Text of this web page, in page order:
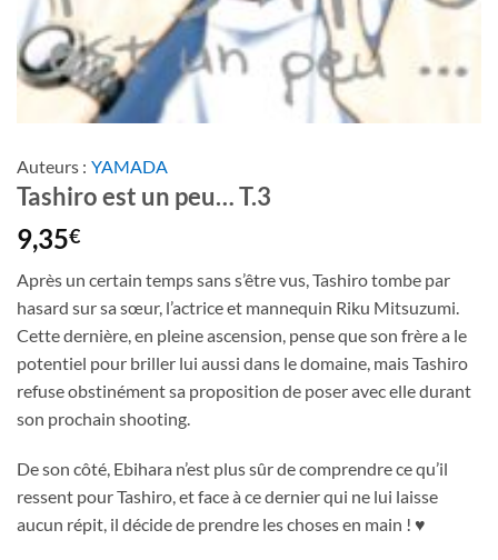
Auteurs : YAMADA
Tashiro est un peu… T.3
9,35€
Après un certain temps sans s’être vus, Tashiro tombe par
hasard sur sa sœur, l’actrice et mannequin Riku Mitsuzumi.
Cette dernière, en pleine ascension, pense que son frère a le
potentiel pour briller lui aussi dans le domaine, mais Tashiro
refuse obstinément sa proposition de poser avec elle durant
son prochain shooting.
De son côté, Ebihara n’est plus sûr de comprendre ce qu’il
ressent pour Tashiro, et face à ce dernier qui ne lui laisse
aucun répit, il décide de prendre les choses en main ! ♥